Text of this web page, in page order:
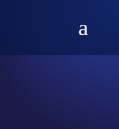
BILD